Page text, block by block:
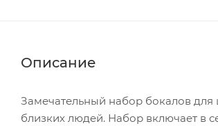
Описание
Замечательный набор бокалов для
близких людей. Набор включает в